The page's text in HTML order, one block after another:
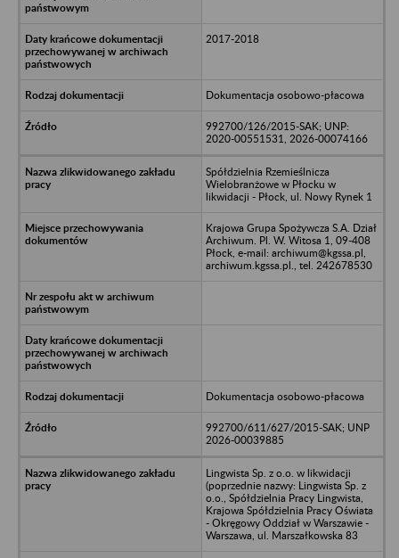
2017-2018
Dokumentacja osobowo-płacowa
992700/126/2015-SAK; UNP:
2020-00551531, 2026-00074166
Spółdzielnia Rzemieślnicza
Wielobranżowe w Płocku w
likwidacji - Płock, ul. Nowy Rynek 1
Krajowa Grupa Spożywcza S.A. Dział
Archiwum. Pl. W. Witosa 1, 09-408
Płock, e-mail: archiwum@kgssa.pl,
archiwum.kgssa.pl., tel. 242678530
Dokumentacja osobowo-płacowa
992700/611/627/2015-SAK; UNP
2026-00039885
Lingwista Sp. z o.o. w likwidacji
(poprzednie nazwy: Lingwista Sp. z
o.o., Spółdzielnia Pracy Lingwista,
Krajowa Spółdzielnia Pracy Oświata
- Okręgowy Oddział w Warszawie -
Warszawa, ul. Marszałkowska 83